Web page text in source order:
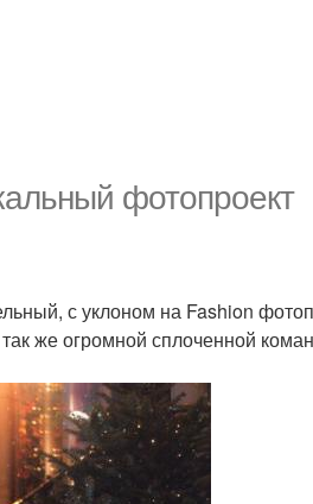
фотопроект
с уклоном на Fashion
же огромной сплоченной